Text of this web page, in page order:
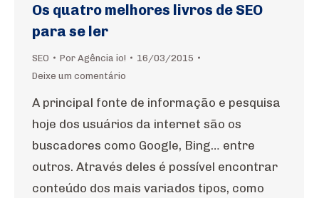
Os quatro melhores livros de SEO
para se ler
SEO Por Agência io!
16/03/2015
Deixe um comentário
A principal fonte de informação e pesquisa
hoje dos usuários da internet são os
buscadores como Google, Bing… entre
outros. Através deles é possível encontrar
conteúdo dos mais variados tipos, como